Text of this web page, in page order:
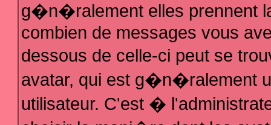
g�n�ralement elles prennent
combien de messages vous
dessous de celle-ci peut se
avatar, qui est g�n�ralement
utilisateur. C'est �